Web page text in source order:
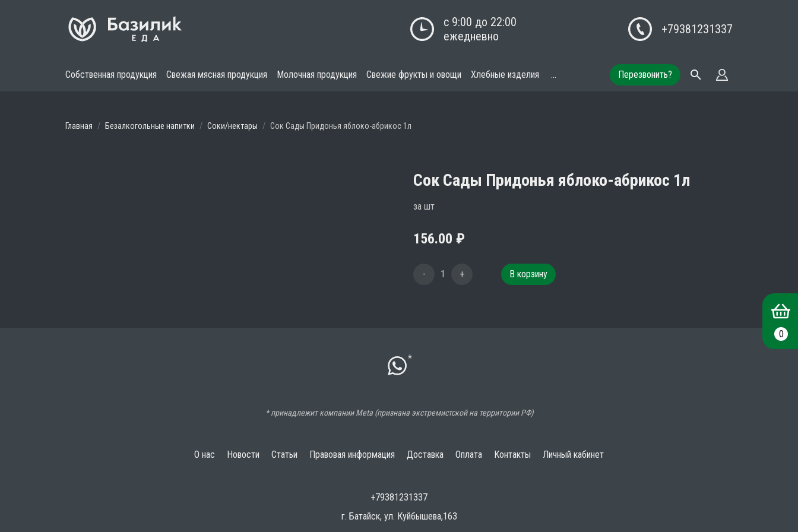
с 9:00 до 22:00
ежедневно
+79381231337
Собственная продукция Свежая мясная продукция Молочная продукция Свежие фрукты и овощи Хлебные изделия ... Перезвонить?
Главная Безалкогольные напитки Соки/нектары Сок Сады Придонья яблоко-абрикос 1л
Сок Сады Придонья яблоко-абрикос 1л
за шт
156.00 ₽
- 1 + В корзину
*
* принадлежит компании Meta (признана экстремистской на территории РФ)
О нас Новости Статьи Правовая информация Доставка Оплата Контакты Личный кабинет
+79381231337
г. Батайск, ул. Куйбышева,163
0